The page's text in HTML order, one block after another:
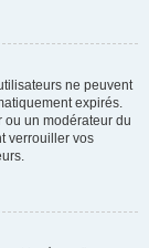
ne peuvent
expirés.
ou un modérateur du
verrouiller vos